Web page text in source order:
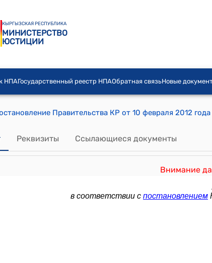
КЫРГЫЗСКАЯ РЕСПУБЛИКА
МИНИСТЕРСТВО
ЮСТИЦИИ
НПАГосударственный реестр НПАОбратная связьНовые
Реквизиты Ссылающиеся документы
Внимание